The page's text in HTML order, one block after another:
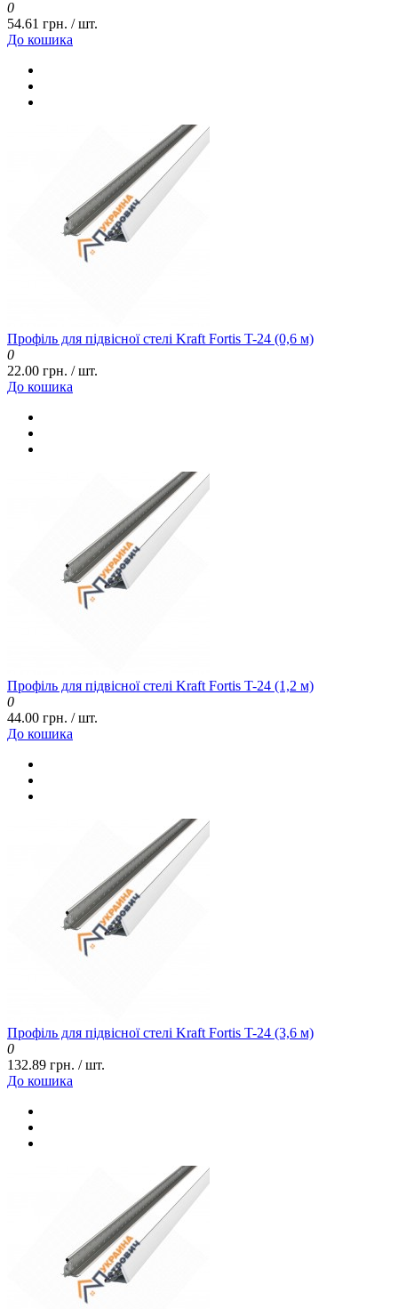
0
54.61 грн. / шт.
До кошика
Профіль для підвісної стелі Kraft Fortis T-24 (0,6 м)
0
22.00 грн. / шт.
До кошика
Профіль для підвісної стелі Kraft Fortis T-24 (1,2 м)
0
44.00 грн. / шт.
До кошика
Профіль для підвісної стелі Kraft Fortis T-24 (3,6 м)
0
132.89 грн. / шт.
До кошика